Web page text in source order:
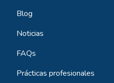
Blog
Noticias
FAQs
Prácticas profesionales